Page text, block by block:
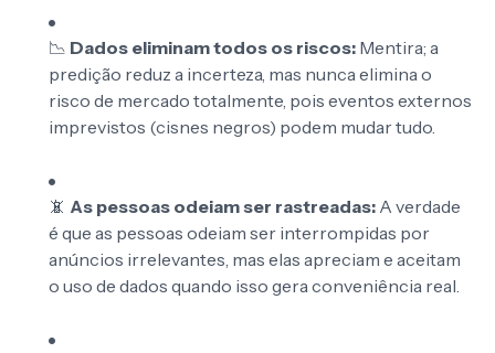
📉 Dados eliminam todos os riscos: Mentira; a
predição reduz a incerteza, mas nunca elimina o
risco de mercado totalmente, pois eventos externos
imprevistos (cisnes negros) podem mudar tudo.
📵 As pessoas odeiam ser rastreadas: A verdade
é que as pessoas odeiam ser interrompidas por
anúncios irrelevantes, mas elas apreciam e aceitam
o uso de dados quando isso gera conveniência real.